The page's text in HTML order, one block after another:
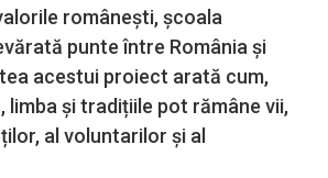
românești, școala
punte între România și
acestui proiect arată cum,
limba și tradițiile pot rămâne vii,
al voluntarilor și al